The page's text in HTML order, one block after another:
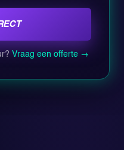
Vraag een offerte →